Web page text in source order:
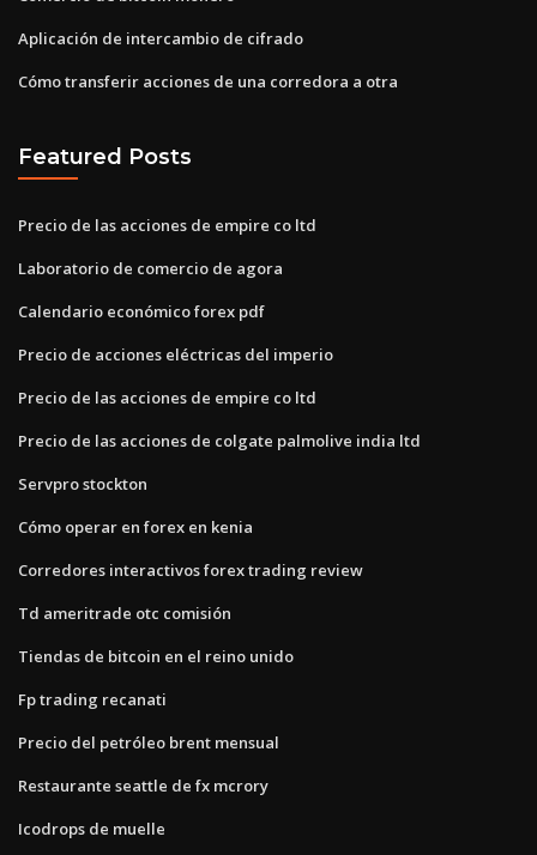
Aplicación de intercambio de cifrado
Cómo transferir acciones de una corredora a otra
Featured Posts
Precio de las acciones de empire co ltd
Laboratorio de comercio de agora
Calendario económico forex pdf
Precio de acciones eléctricas del imperio
Precio de las acciones de empire co ltd
Precio de las acciones de colgate palmolive india ltd
Servpro stockton
Cómo operar en forex en kenia
Corredores interactivos forex trading review
Td ameritrade otc comisión
Tiendas de bitcoin en el reino unido
Fp trading recanati
Precio del petróleo brent mensual
Restaurante seattle de fx mcrory
Icodrops de muelle